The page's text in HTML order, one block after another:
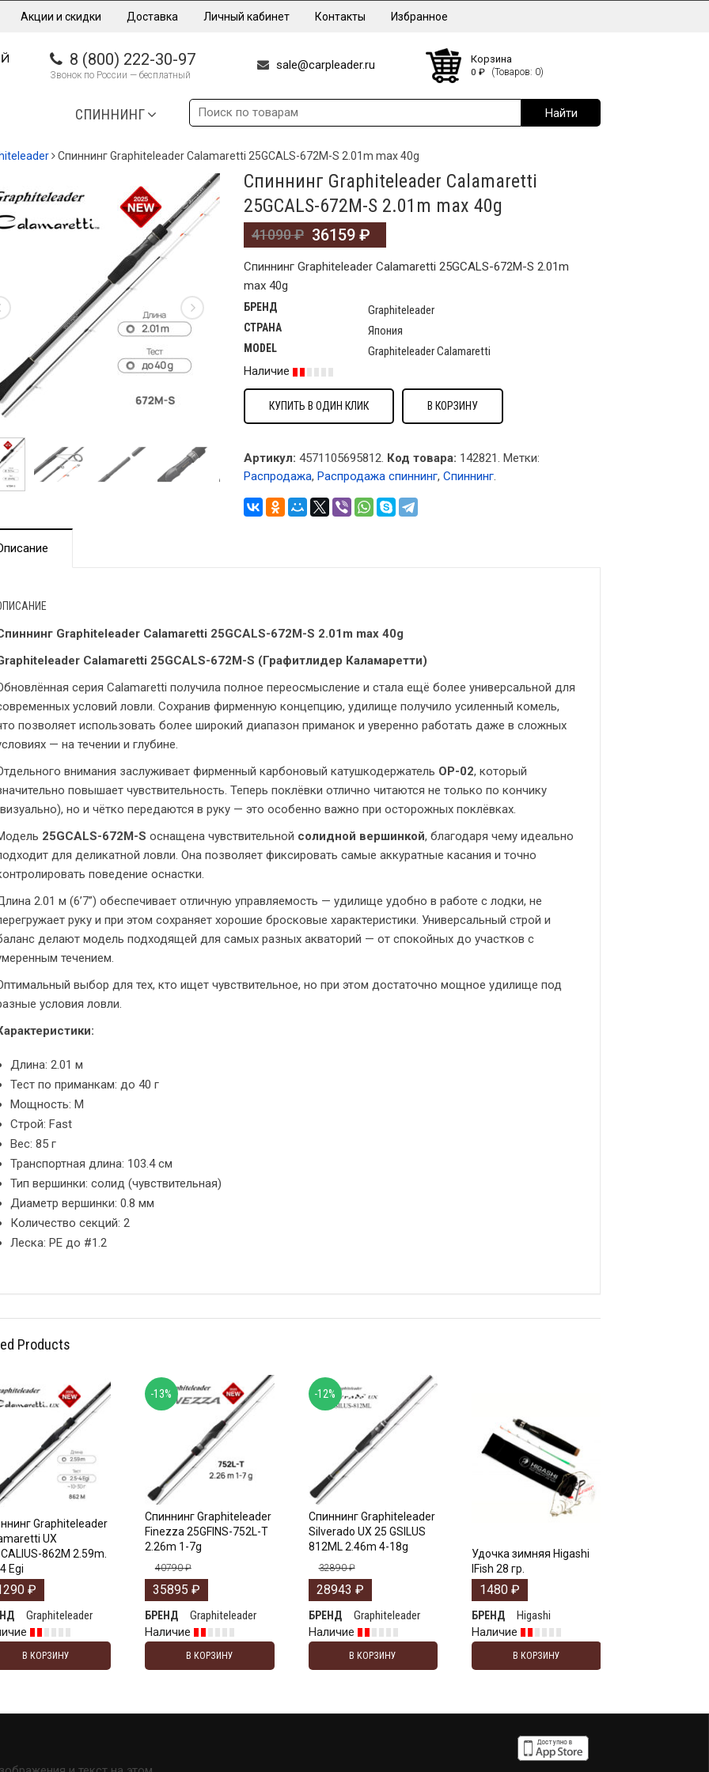
Акции и скидки Доставка Личный кабинет Контакты Избранное
8 (800) 222-30-97
Звонок по России — бесплатный
sale@carpleader.ru Корзина
0 ₽ (Товаров: 0)
СПИННИНГ
Cпиннинг Graphiteleader Calamaretti 25GCALS-672M-S 2.01m max 40g
Cпиннинг Graphiteleader Calamaretti
25GCALS-672M-S 2.01m max 40g
41090₽ 36159 ₽
Cпиннинг Graphiteleader Calamaretti 25GCALS-672M-S 2.01m
max 40g
БРЕНД Graphiteleader
СТРАНА Япония
MODEL
Graphiteleader Calamaretti
Наличие
КУПИТЬ В ОДИН КЛИК В КОРЗИНУ
Артикул: 4571105695812. Код товара: 142821. Метки:
Распродажа, Распродажа спиннинг, Спиннинг.
Graphiteleader Calamaretti 25GCALS-672M-S 2.01m max 40g
Calamaretti 25GCALS-672M-S (Графитлидер Каламаретти)
серия Calamaretti получила полное переосмысление и стала ещё более универсальной для
условий ловли. Сохранив фирменную концепцию, удилище получило усиленный комель,
позволяет использовать более широкий диапазон приманок и уверенно работать даже в сложных
— на течении и глубине.
внимания заслуживает фирменный карбоновый катушкодержатель OP-02, который
повышает чувствительность. Теперь поклёвки отлично читаются не только по кончику
но и чётко передаются в руку — это особенно важно при осторожных поклёвках.
25GCALS-672M-S оснащена чувствительной солидной вершинкой, благодаря чему идеально
для деликатной ловли. Она позволяет фиксировать самые аккуратные касания и точно
поведение оснастки.
2.01 м (6’7”) обеспечивает отличную управляемость — удилище удобно в работе с лодки, не
руку и при этом сохраняет хорошие бросковые характеристики. Универсальный строй и
делают модель подходящей для самых разных акваторий — от спокойных до участков с
течением.
выбор для тех, кто ищет чувствительное, но при этом достаточно мощное удилище под
условия ловли.
Длина: 2.01 м
Тест по приманкам: до 40 г
Мощность: M
Строй: Fast
Вес: 85 г
Транспортная длина: 103.4 см
Тип вершинки: солид (чувствительная)
Диаметр вершинки: 0.8 мм
Количество секций: 2
Леска: PE до #1.2
Products
Graphiteleader
UX
862M 2.59m.
Egi
₽
Graphiteleader
В КОРЗИНУ
Спиннинг Graphiteleader
Finezza 25GFINS-752L-T
2.26m 1-7g
40790₽
35895 ₽
БРЕНД
Graphiteleader
Наличие
В КОРЗИНУ
-13%
Спиннинг Graphiteleader
Silverado UX 25 GSILUS
812ML 2.46m 4-18g
32890₽
28943 ₽
БРЕНД
Graphiteleader
Наличие
В КОРЗИНУ
-12%
Удочка зимняя Higashi
IFish 28 гр.
1480₽
БРЕНД
Higashi
Наличие
В КОРЗИНУ